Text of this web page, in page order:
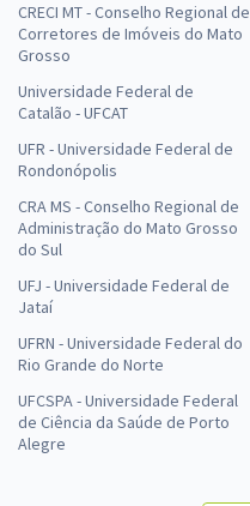
CRECI MT - Conselho Regional de
Corretores de Imóveis do Mato
Grosso
Universidade Federal de
Catalão - UFCAT
UFR - Universidade Federal de
Rondonópolis
CRA MS - Conselho Regional de
Administração do Mato Grosso
do Sul
UFJ - Universidade Federal de
Jataí
UFRN - Universidade Federal do
Rio Grande do Norte
UFCSPA - Universidade Federal
de Ciência da Saúde de Porto
Alegre